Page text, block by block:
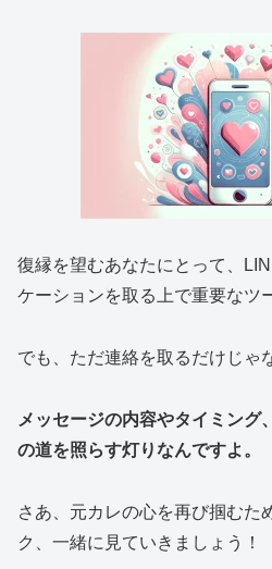
復縁を望むあなたにとって、
ケーションを取る上で重要なツ
でも、ただ連絡を取るだけじゃ
メッセージの内容やタイミング
の道を照らす灯りなんですよ。
さあ、元カレの心を再び掴むた
ク、一緒に見ていきましょう！